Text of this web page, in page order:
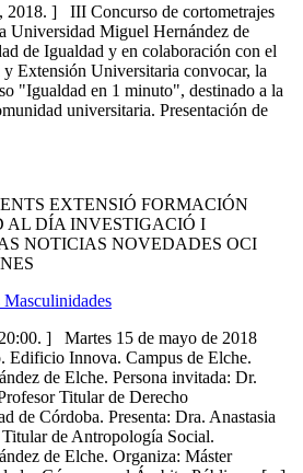
2018. ] III Concurso de cortometrajes
Universidad Miguel Hernández de
de Igualdad y en colaboración con el
Extensión Universitaria convocar, la
"Igualdad en 1 minuto", destinado a la
universitaria. Presentación de
EXTENSIÓ FORMACIÓN
AL DÍA INVESTIGACIÓ I
NOTICIAS NOVEDADES OCI
] Martes 15 de mayo de 2018
Edificio Innova. Campus de Elche.
de Elche. Persona invitada: Dr.
Titular de Derecho
de Córdoba. Presenta: Dra. Anastasia
de Antropología Social.
de Elche. Organiza: Máster